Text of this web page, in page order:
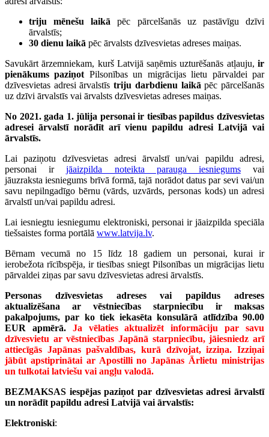
triju mēnešu laikāpēc pārcelšanās uz pastāvīgu dzīvi
ārvalstīs;
30 dienu laikā pēc ārvalsts dzīvesvietas adreses maiņas.
Savukārt ārzemniekam, kurš Latvijā saņēmis uzturēšanās atļauju, ir
pienākums paziņot Pilsonības un migrācijas lietu pārvaldei par
dzīvesvietas adresi ārvalstīstriju darbdienu laikā pēc pārcelšanās
uz dzīvi ārvalstīs vai ārvalsts dzīvesvietas adreses maiņas.
No 2021. gada 1. jūlija personai ir tiesības papildus dzīvesvietas
adresei ārvalstī norādīt arī vienu papildu adresi Latvijā vai
ārvalstīs.
Lai paziņotu dzīvesvietas adresi ārvalstī un/vai papildu adresi,
personai irjāaizpilda noteikta parauga iesniegumsvai
jāuzraksta iesniegums brīvā formā, tajā norādot datus par sevi vai/un
savu nepilngadīgo bērnu (vārds, uzvārds, personas kods) un adresi
ārvalstī un/vai papildu adresi.
Lai iesniegtu iesniegumu elektroniski, personai ir jāaizpilda speciāla
tiešsaistes forma portālā www.latvija.lv.
Bērnam vecumā no 15 līdz 18 gadiem un personai, kurai ir
ierobežota rīcībspēja, ir tiesības sniegt Pilsonības un migrācijas lietu
pārvaldei ziņas par savu dzīvesvietas adresi ārvalstīs.
Personas dzīvesvietas adreses vai papildus adreses
aktualizēšana ar vēstniecības starpniecību ir maksas
pakalpojums, par ko tiek iekasēta konsulārā atlīdzība 90.00
EUR apmērā. Ja vēlaties aktualizēt informāciju par savu
dzīvesvietu ar vēstniecības Japānā starpniecību, jāiesniedz arī
attiecīgās Japānas pašvaldības, kurā dzīvojat, izziņa. Izziņai
jābūt apstiprinātai ar Apostilli no Japānas Ārlietu ministrijas
un tulkotai latviešu vai angļu valodā.
BEZMAKSAS iespējas paziņot par dzīvesvietas adresi ārvalstī
un norādīt papildu adresi Latvijā vai ārvalstīs:
Elektroniski: